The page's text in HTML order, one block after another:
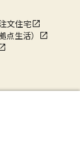
文住宅
生活）